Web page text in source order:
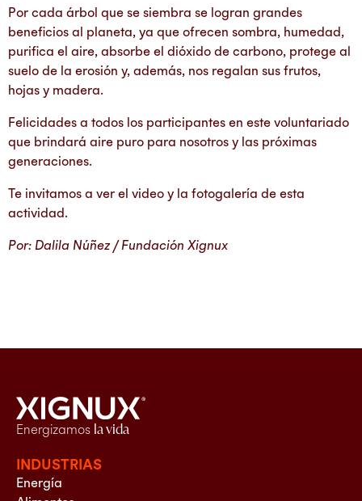
Por cada árbol que se siembra se logran grandes
beneficios al planeta, ya que ofrecen sombra, humedad,
purifica el aire, absorbe el dióxido de carbono, protege al
suelo de la erosión y, además, nos regalan sus frutos,
hojas y madera.
Felicidades a todos los participantes en este voluntariado
que brindará aire puro para nosotros y las próximas
generaciones.
Te invitamos a ver el video y la fotogalería de esta
actividad.
Por: Dalila Núñez / Fundación Xignux
Energizamos la vida
INDUSTRIAS
Energía